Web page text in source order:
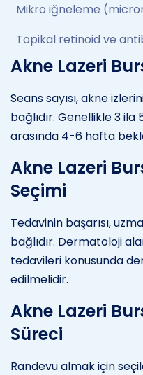
Mikro iğneleme
Topikal retinoid ve
Akne Lazeri
Seans sayısı, akne
bağlıdır. Genellikle 3
arasında 4-6 hafta
Akne Lazeri
Seçimi
Tedavinin başarısı,
bağlıdır. Dermatoloji
tedavileri konusunda
edilmelidir.
Akne Lazeri
Süreci
Randevu almak için